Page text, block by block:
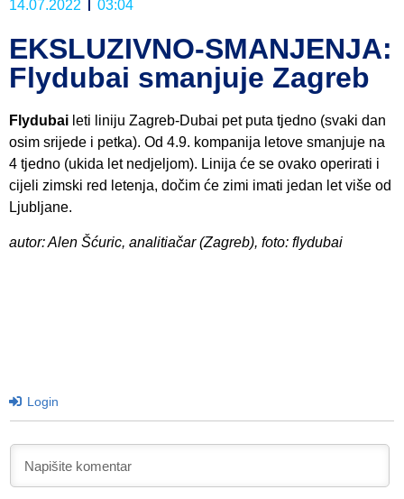
14.07.2022 03:04
EKSLUZIVNO-SMANJENJA:
Flydubai smanjuje Zagreb
Flydubai leti liniju Zagreb-Dubai pet puta tjedno (svaki dan
osim srijede i petka). Od 4.9. kompanija letove smanjuje na
4 tjedno (ukida let nedjeljom). Linija će se ovako operirati i
cijeli zimski red letenja, dočim će zimi imati jedan let više od
Ljubljane.
autor: Alen Šćuric, analitiačar (Zagreb), foto: flydubai
Login